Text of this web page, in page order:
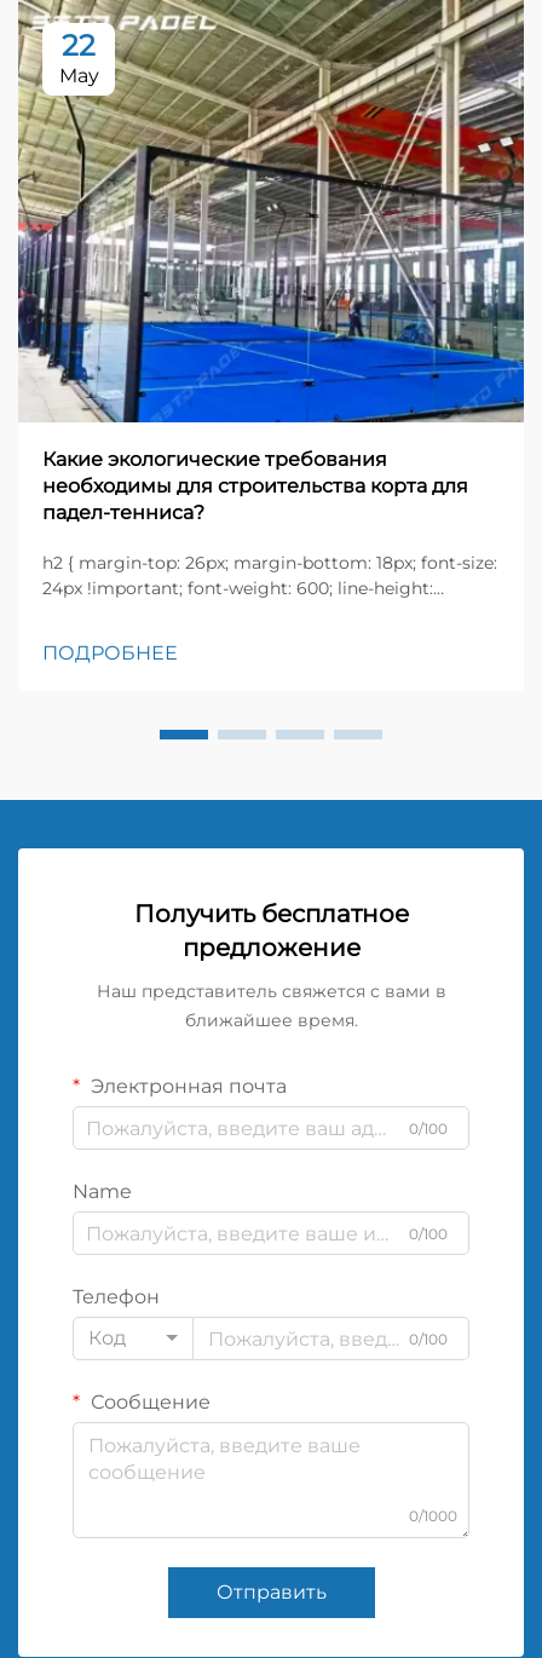
22
May
Какие экологические требования
необходимы для строительства корта для
падел-тенниса?
h2 { margin-top: 26px; margin-bottom: 18px; font-size:
24px !important; font-weight: 600; line-height:
height: ...}
ПОДРОБНЕЕ
Получить бесплатное
предложение
Наш представитель свяжется с вами в
ближайшее время.
Электронная почта
0/100
Name
0/100
Телефон
Код
0/100
Сообщение
0/1000
Отправить